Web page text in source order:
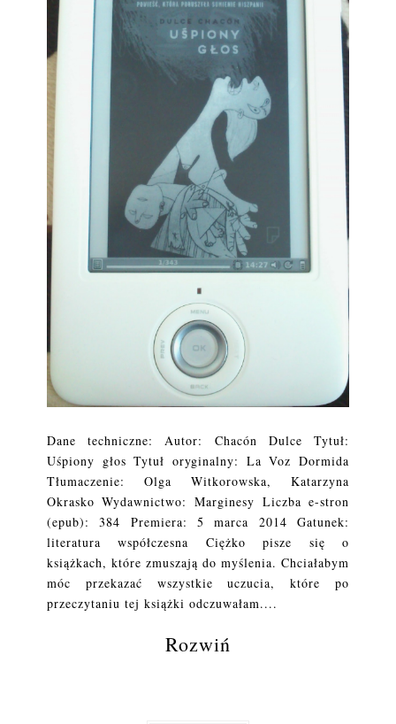
Dane techniczne: Autor: Chacón Dulce Tytuł:
Uśpiony głos Tytuł oryginalny: La Voz Dormida
Tłumaczenie: Olga Witkorowska, Katarzyna
Okrasko Wydawnictwo: Marginesy Liczba e-stron
(epub): 384 Premiera: 5 marca 2014 Gatunek:
literatura współczesna Ciężko pisze się o
książkach, które zmuszają do myślenia. Chciałabym
móc przekazać wszystkie uczucia, które po
przeczytaniu tej książki odczuwałam....
Rozwiń